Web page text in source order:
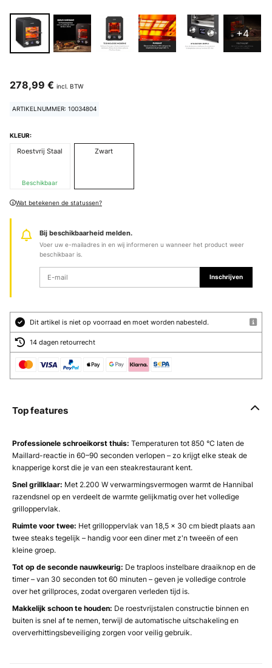
+4
278,99 € incl. BTW
ARTIKELNUMMER: 10034804
KLEUR:
Roestvrij Staal
Beschikbaar
Zwart
Wat betekenen de statussen?
Bij beschikbaarheid melden.
Voer uw e-mailadres in en wij informeren u wanneer het product weer
beschikbaar is.
Inschrijven
Dit artikel is niet op voorraad en moet worden nabesteld.
14 dagen retourrecht
Top features
Professionele schroeikorst thuis: Temperaturen tot 850 °C laten de
Maillard-reactie in 60–90 seconden verlopen – zo krijgt elke steak de
knapperige korst die je van een steakrestaurant kent.
Snel grillklaar: Met 2.200 W verwarmingsvermogen warmt de Hannibal
razendsnel op en verdeelt de warmte gelijkmatig over het volledige
grilloppervlak.
Ruimte voor twee: Het grilloppervlak van 18,5 × 30 cm biedt plaats aan
twee steaks tegelijk – handig voor een diner met z'n tweeën of een
kleine groep.
Tot op de seconde nauwkeurig: De traploos instelbare draaiknop en de
timer – van 30 seconden tot 60 minuten – geven je volledige controle
over het grillproces, zodat overgaren verleden tijd is.
Makkelijk schoon te houden: De roestvrijstalen constructie binnen en
buiten is snel af te nemen, terwijl de automatische uitschakeling en
oververhittingsbeveiliging zorgen voor veilig gebruik.